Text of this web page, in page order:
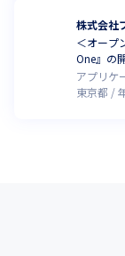
株式会社
＜オープ
One』の
アプリケ
東京都